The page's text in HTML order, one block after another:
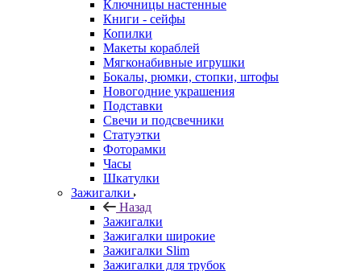
Ключницы настенные
Книги - сейфы
Копилки
Макеты кораблей
Мягконабивные игрушки
Бокалы, рюмки, стопки, штофы
Новогодние украшения
Подставки
Свечи и подсвечники
Статуэтки
Фоторамки
Часы
Шкатулки
Зажигалки
Назад
Зажигалки
Зажигалки широкие
Зажигалки Slim
Зажигалки для трубок